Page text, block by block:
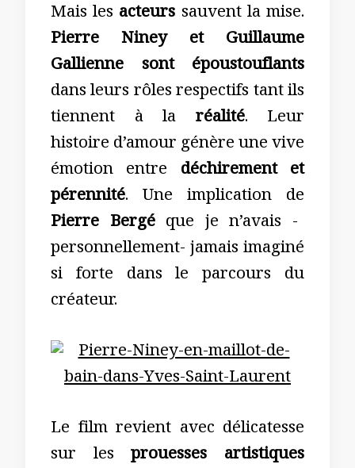
Mais les acteurs sauvent la mise.
Pierre Niney et Guillaume
Gallienne sont époustouflants
dans leurs rôles respectifs tant ils
tiennent à la réalité. Leur
histoire d’amour génère une vive
émotion entre déchirement et
pérennité. Une implication de
Pierre Bergéque je n’avais -
personnellement- jamais imaginé
si forte dans le parcours du
créateur.
Le film revient avec délicatesse
sur lesprouesses artistiques